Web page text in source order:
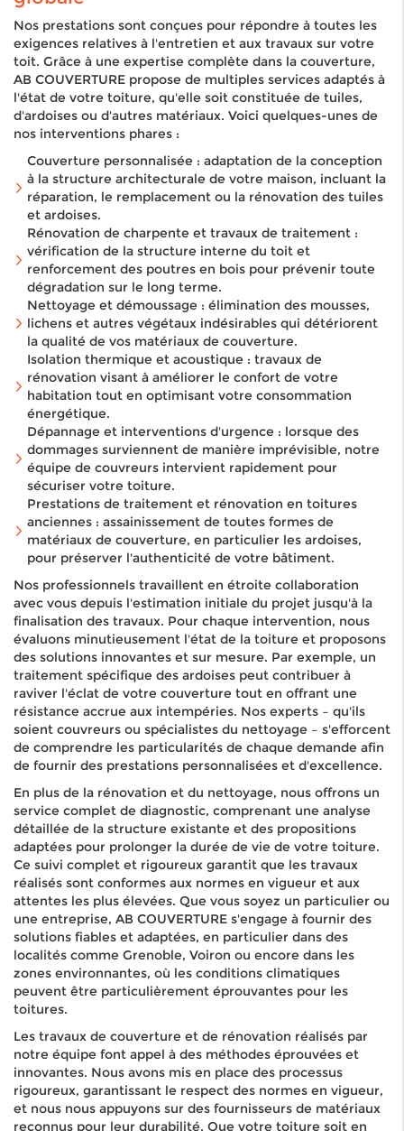
Nos prestations sont conçues pour répondre à toutes les
exigences relatives à l'entretien et aux travaux sur votre
toit. Grâce à une expertise complète dans la couverture,
AB COUVERTURE propose de multiples services adaptés à
l'état de votre toiture, qu'elle soit constituée de tuiles,
d'ardoises ou d'autres matériaux. Voici quelques-unes de
nos interventions phares :
Couverture personnalisée : adaptation de la conception
à la structure architecturale de votre maison, incluant la
réparation, le remplacement ou la rénovation des tuiles
et ardoises.
Rénovation de charpente et travaux de traitement :
vérification de la structure interne du toit et
renforcement des poutres en bois pour prévenir toute
dégradation sur le long terme.
Nettoyage et démoussage : élimination des mousses,
lichens et autres végétaux indésirables qui détériorent
la qualité de vos matériaux de couverture.
Isolation thermique et acoustique : travaux de
rénovation visant à améliorer le confort de votre
habitation tout en optimisant votre consommation
énergétique.
Dépannage et interventions d'urgence : lorsque des
dommages surviennent de manière imprévisible, notre
équipe de couvreurs intervient rapidement pour
sécuriser votre toiture.
Prestations de traitement et rénovation en toitures
anciennes : assainissement de toutes formes de
matériaux de couverture, en particulier les ardoises,
pour préserver l'authenticité de votre bâtiment.
Nos professionnels travaillent en étroite collaboration
avec vous depuis l'estimation initiale du projet jusqu'à la
finalisation des travaux. Pour chaque intervention, nous
évaluons minutieusement l'état de la toiture et proposons
des solutions innovantes et sur mesure. Par exemple, un
traitement spécifique des ardoises peut contribuer à
raviver l'éclat de votre couverture tout en offrant une
résistance accrue aux intempéries. Nos experts – qu'ils
soient couvreurs ou spécialistes du nettoyage – s'efforcent
de comprendre les particularités de chaque demande afin
de fournir des prestations personnalisées et d'excellence.
En plus de la rénovation et du nettoyage, nous offrons un
service complet de diagnostic, comprenant une analyse
détaillée de la structure existante et des propositions
adaptées pour prolonger la durée de vie de votre toiture.
Ce suivi complet et rigoureux garantit que les travaux
réalisés sont conformes aux normes en vigueur et aux
attentes les plus élevées. Que vous soyez un particulier ou
une entreprise, AB COUVERTURE s'engage à fournir des
solutions fiables et adaptées, en particulier dans des
localités comme Grenoble, Voiron ou encore dans les
zones environnantes, où les conditions climatiques
peuvent être particulièrement éprouvantes pour les
toitures.
Les travaux de couverture et de rénovation réalisés par
notre équipe font appel à des méthodes éprouvées et
innovantes. Nous avons mis en place des processus
rigoureux, garantissant le respect des normes en vigueur,
et nous nous appuyons sur des fournisseurs de matériaux
reconnus pour leur durabilité. Que votre toiture soit en